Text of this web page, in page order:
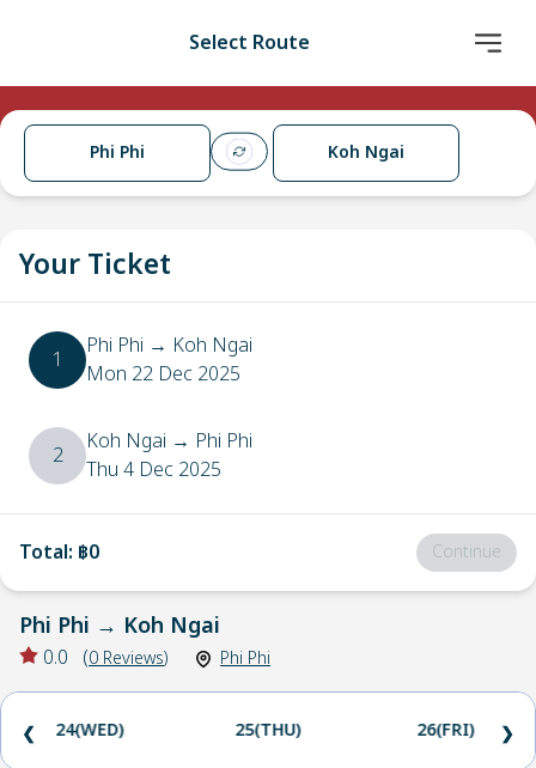
Select Route
Phi Phi Koh Ngai
Your Ticket
1 Phi Phi → Koh Ngai
Mon 22 Dec 2025
2 Koh Ngai → Phi Phi
Thu 4 Dec 2025
Total: ฿0 Continue
Phi Phi → Koh Ngai
0.0 (0 Reviews) Phi Phi
24(WED) 25(THU) 26(FRI)
❮ ❯